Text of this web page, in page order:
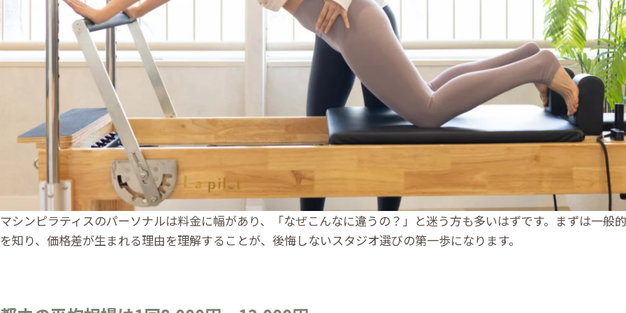
マシンピラティスのパーソナルは料金に幅があり、「なぜこんなに違うの？」と迷う方も多いはずです。まずは一般
を知り、価格差が生まれる理由を理解することが、後悔しないスタジオ選びの第一歩になります。